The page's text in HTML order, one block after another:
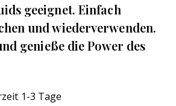
geeignet. Einfach
und wiederverwenden.
genieße die Power des
1-3 Tage